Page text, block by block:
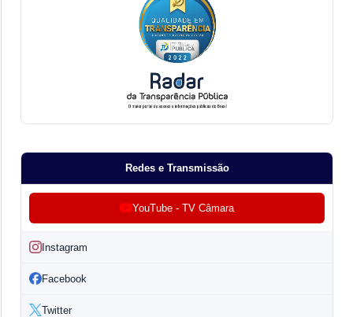
Redes e Transmissão
YouTube - TV Câmara
Instagram
Facebook
Twitter